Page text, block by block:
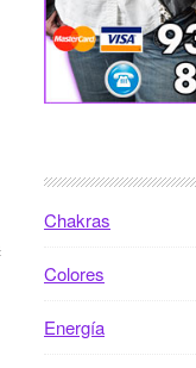
Chakras
Colores
Energía